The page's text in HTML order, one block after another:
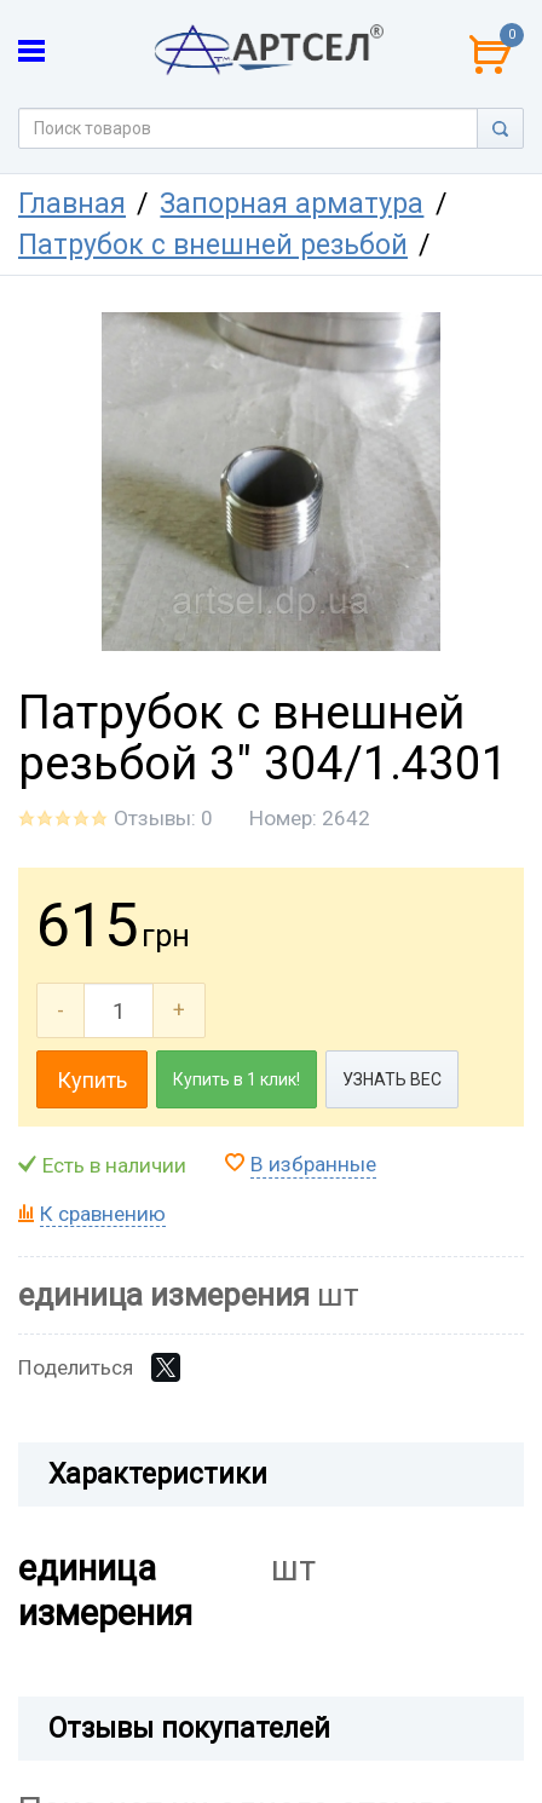
0
Главная
Запорная арматура
Патрубок с внешней резьбой
Патрубок с внешней
резьбой 3" 304/1.4301
Отзывы: 0 Номер: 2642
615 грн
- +
Купить Купить в 1 клик! УЗНАТЬ ВЕС
Есть в наличии В избранные
К сравнению
единица измерения шт
Поделиться
Характеристики
единица
измерения
шт
Отзывы покупателей